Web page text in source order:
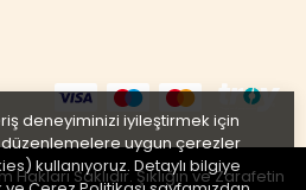
deneyiminizi iyileştirmek için
uygun çerezler
kullanıyoruz. Detaylı bilgiye
Saklıdır. Şıklığın ve Zarafetin